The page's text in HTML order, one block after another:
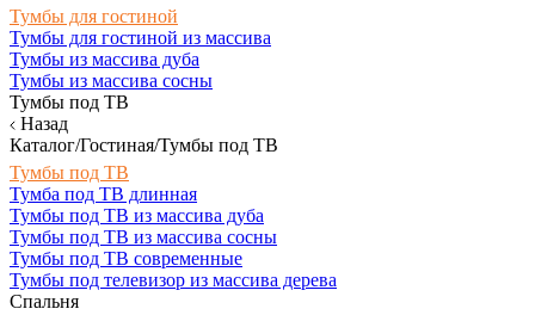
Тумбы для гостиной
Тумбы для гостиной из массива
Тумбы из массива дуба
Тумбы из массива сосны
Тумбы под ТВ
Назад
Каталог/Гостиная/Тумбы под ТВ
Тумбы под ТВ
Тумба под ТВ длинная
Тумбы под ТВ из массива дуба
Тумбы под ТВ из массива сосны
Тумбы под ТВ современные
Тумбы под телевизор из массива дерева
Спальня